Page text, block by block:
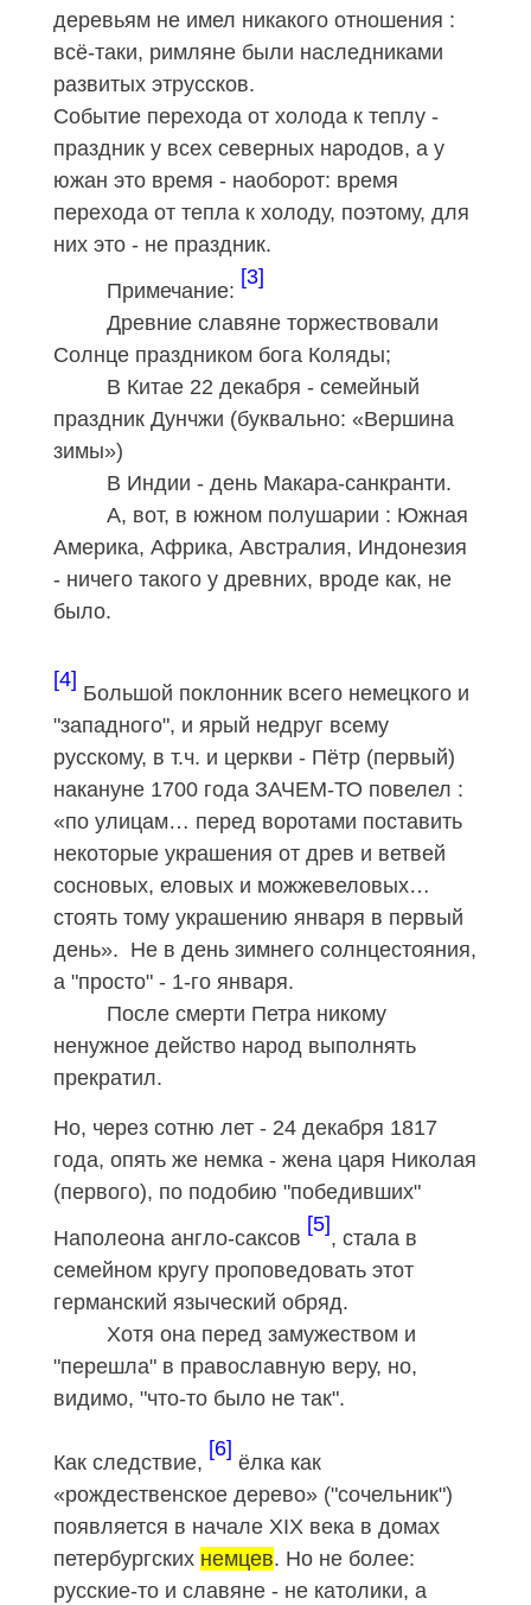
деревьям не имел никакого отношения :
всё-таки, римляне были наследниками
развитых этруссков.
Событие перехода от холода к теплу -
праздник у всех северных народов, а у
южан это время - наоборот: время
перехода от тепла к холоду, поэтому, для
них это - не праздник.
Примечание:
[3]
Древние славяне торжествовали
Солнце праздником бога Коляды;
В Китае 22 декабря - семейный
праздник Дунчжи (буквально: «Вершина
зимы»)
В Индии - день Макара-санкранти.
А, вот, в южном полушарии : Южная
Америка, Африка, Австралия, Индонезия
- ничего такого у древних, вроде как, не
было.
[4]
Большой поклонник всего немецкого и
"западного", и ярый недруг всему
русскому, в т.ч. и церкви - Пётр (первый)
накануне 1700 года ЗАЧЕМ-ТО повелел :
«по улицам… перед воротами поставить
некоторые украшения от древ и ветвей
сосновых, еловых и можжевеловых…
стоять тому украшению января в первый
день». Не в день зимнего солнцестояния,
а "просто" - 1-го января.
После смерти Петра никому
ненужное действо народ выполнять
прекратил.
Но, через сотню лет - 24 декабря 1817
года, опять же немка - жена царя Николая
(первого), по подобию "победивших"
Наполеона англо-саксов
[5]
, стала в
семейном кругу проповедовать этот
германский языческий обряд.
Хотя она перед замужеством и
"перешла" в православную веру, но,
видимо, "что-то было не так".
Как следствие,
[6]
ёлка как
«рождественское дерево» ("сочельник")
появляется в начале XIX века в домах
петербургских немцев. Но не более:
русские-то и славяне - не католики, а